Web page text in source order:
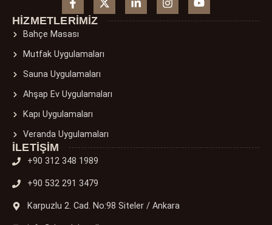
HIZMETLERIMIZ
Bahçe Masası
Mutfak Uygulamaları
Sauna Uygulamaları
Ahşap Ev Uygulamaları
Kapı Uygulamaları
Veranda Uygulamaları
İLETIŞIM
+90 312 348 1989
+90 532 291 3479
Karpuzlu 2. Cad. No:98 Siteler / Ankara